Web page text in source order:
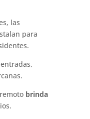
las
para
brinda